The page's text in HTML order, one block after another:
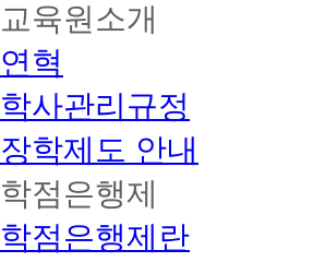
교육원소개
연혁
학사관리규정
장학제도 안내
학점은행제
학점은행제란